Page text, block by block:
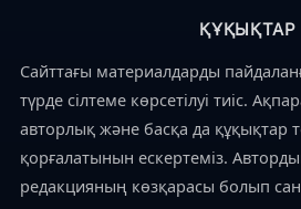
ҚҰҚЫҚТАР
Сайттағы материалдарды
түрде сілтеме көрсетілуі тиіс.
авторлық және басқа да құқықтар
қорғалатынын ескертеміз.
редакцияның көзқарасы болып